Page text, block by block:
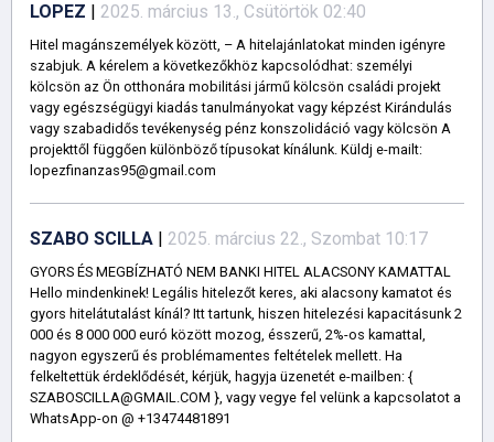
LOPEZ | 2025. március 13., Csütörtök 02:40
Hitel magánszemélyek között, – A hitelajánlatokat minden igényre
szabjuk. A kérelem a következőkhöz kapcsolódhat: személyi
kölcsön az Ön otthonára mobilitási jármű kölcsön családi projekt
vagy egészségügyi kiadás tanulmányokat vagy képzést Kirándulás
vagy szabadidős tevékenység pénz konszolidáció vagy kölcsön A
projekttől függően különböző típusokat kínálunk. Küldj e-mailt:
lopezfinanzas95@gmail.com
SZABO SCILLA | 2025. március 22., Szombat 10:17
GYORS ÉS MEGBÍZHATÓ NEM BANKI HITEL ALACSONY KAMATTAL
Hello mindenkinek! Legális hitelezőt keres, aki alacsony kamatot és
gyors hitelátutalást kínál? Itt tartunk, hiszen hitelezési kapacitásunk 2
000 és 8 000 000 euró között mozog, ésszerű, 2%-os kamattal,
nagyon egyszerű és problémamentes feltételek mellett. Ha
felkeltettük érdeklődését, kérjük, hagyja üzenetét e-mailben: {
SZABOSCILLA@GMAIL.COM }, vagy vegye fel velünk a kapcsolatot a
WhatsApp-on @ +13474481891